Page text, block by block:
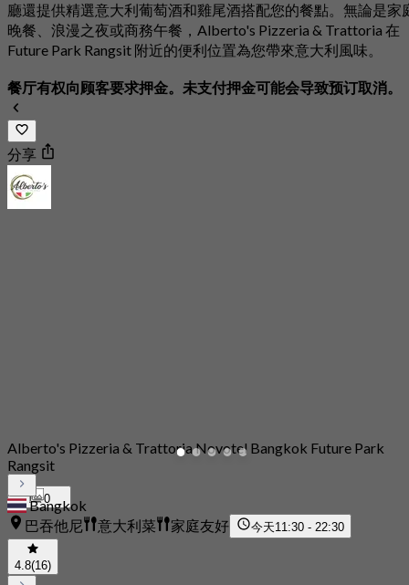
廳還提供精選意大利葡萄酒和雞尾酒搭配您的餐點。無論是家
晚餐、浪漫之夜或商務午餐，Alberto's Pizzeria & Trattoria 在
Future Park Rangsit 附近的便利位置為您帶來意大利風味。
餐厅有权向顾客要求押金。未支付押金可能会导致预订取消。
分享
0
Alberto's Pizzeria & Trattoria Novotel Bangkok Future Park
Rangsit
Bangkok
巴吞他尼
意大利菜 家庭友好 今天11:30 - 22:30
4.8(16)